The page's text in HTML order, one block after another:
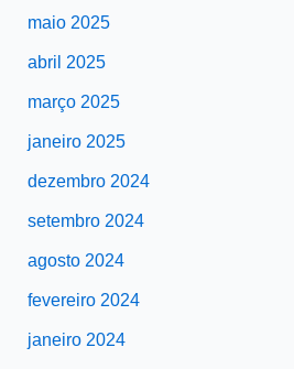
maio 2025
abril 2025
março 2025
janeiro 2025
dezembro 2024
setembro 2024
agosto 2024
fevereiro 2024
janeiro 2024